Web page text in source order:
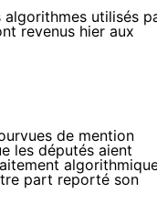
utilisés
revenus hier aux
de mention
les députés aient
part reporté son